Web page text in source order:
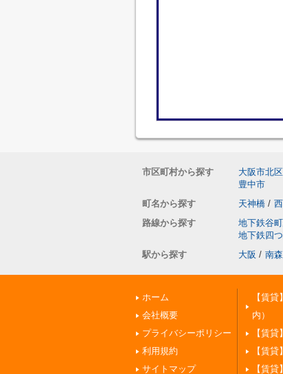
市区町村から探す 大阪市北区
豊中市
町名から探す
天神橋 /
路線から探す
地下鉄谷
地下鉄四
駅から探す
大阪 / 南
ホーム
会社概要
プライバシーポリシー
利用規約
サイトマップ
【賃
内）
【賃
【賃
【賃